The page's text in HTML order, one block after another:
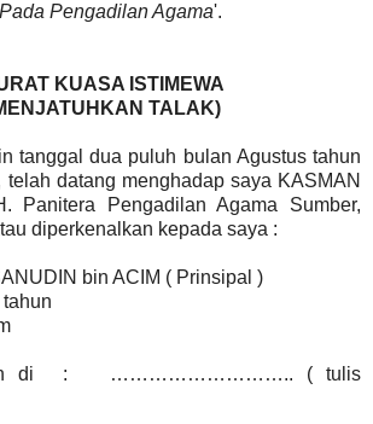
Pengadilan Agama'.
KUASA ISTIMEWA
TALAK)
tanggal dua puluh bulan Agustus tahun
datang menghadap saya KASMAN
Panitera Pengadilan Agama Sumber,
diperkenalkan kepada saya :
bin ACIM
( Prinsipal )
di
:
……………………….. ( tulis